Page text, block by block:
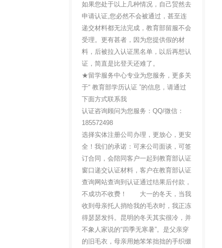
如果您处于以上几种情况，自己贸然去
申请认证,您必然不会被通过，甚至连
递交材料都无法完成，教育部留服不会
受理。更有甚者，因为您提供假的材
料，后被拉入认证黑名单，以后再想认
证，简直是比登天还难了。
★留学服务中心专业为您服务，更多关
于“ 教育部学历认证 ”的信息，请通过
下面方式联系我
认证咨询顾问为您服务：QQ/微信：
185572498
选择实体注册公司办理，更放心，更安
全！我们的承诺：可来公司面谈，可签
订合同，会陪同客户一起到教育部认证
窗口递交认证材料，客户在教育部认证
查询网站查询到认证通过结果后付款，
不成功不收费！ 大一的冬天，当我
收到母亲托人捎给我的毛衣时，我正冻
得瑟瑟发抖。昆明的冬天其实很冷，并
不象人家说的“四季无寒暑”。是父亲穿
的旧毛衣，母亲用她笨笨拙拙的手织缀